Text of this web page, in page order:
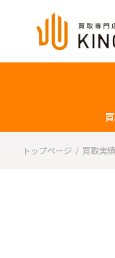
トップページ 買取実績